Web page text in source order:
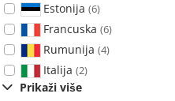
Estonija (6)
Francuska (6)
Rumunija (4)
Italija (2)
Prikaži više
Upright Tm 12